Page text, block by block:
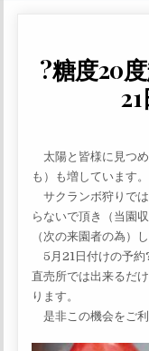
?糖度20
太陽と皆様に見つ
も）も増しています。
サクランボ狩りで
らないで頂き（当園
（次の来園者の為）
5月21日付けの予約
直売所では出来るだ
ります。
是非この機会をご利